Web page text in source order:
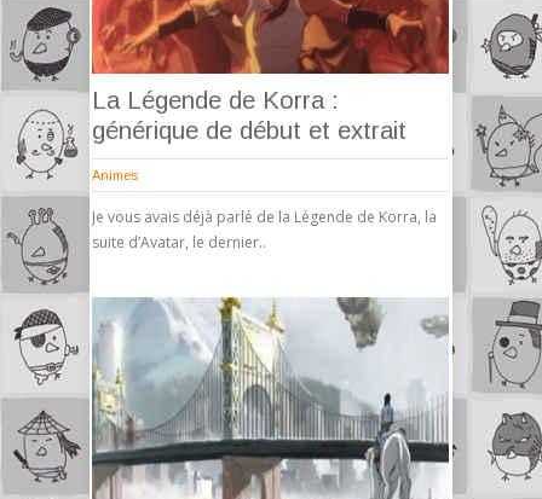
La Légende de Korra :
générique de début et extrait
Animes
Je vous avais déjà parlé de la Légende de Korra, la
suite d’Avatar, le dernier..